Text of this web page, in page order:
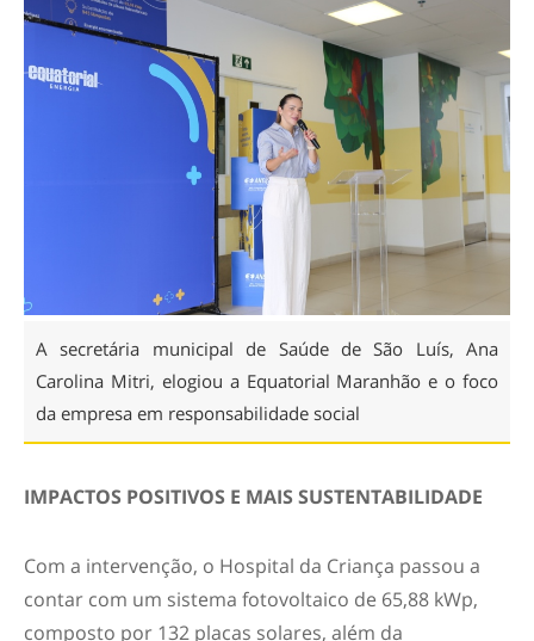
A secretária municipal de Saúde de São Luís, Ana
Carolina Mitri, elogiou a Equatorial Maranhão e o foco
da empresa em responsabilidade social
IMPACTOS POSITIVOS E MAIS SUSTENTABILIDADE
Com a intervenção, o Hospital da Criança passou a
contar com um sistema fotovoltaico de 65,88 kWp,
composto por 132 placas solares, além da